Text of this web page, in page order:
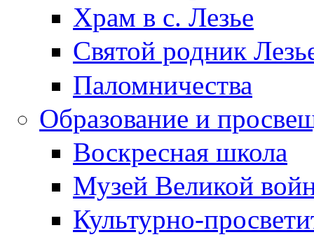
Храм в с. Лезье
Святой родник
Паломничества
Образование и
Воскресная школа
Музей Великой
Культурно-